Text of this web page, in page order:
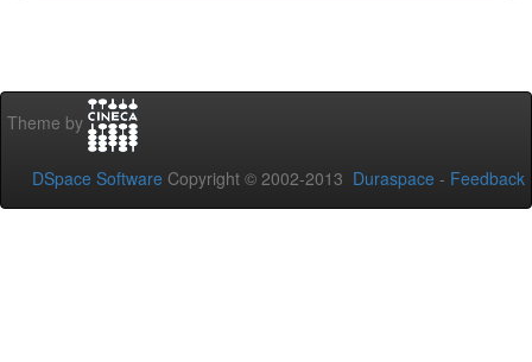
Theme by
DSpace Software Copyright © 2002-2013 Duraspace - Feedback